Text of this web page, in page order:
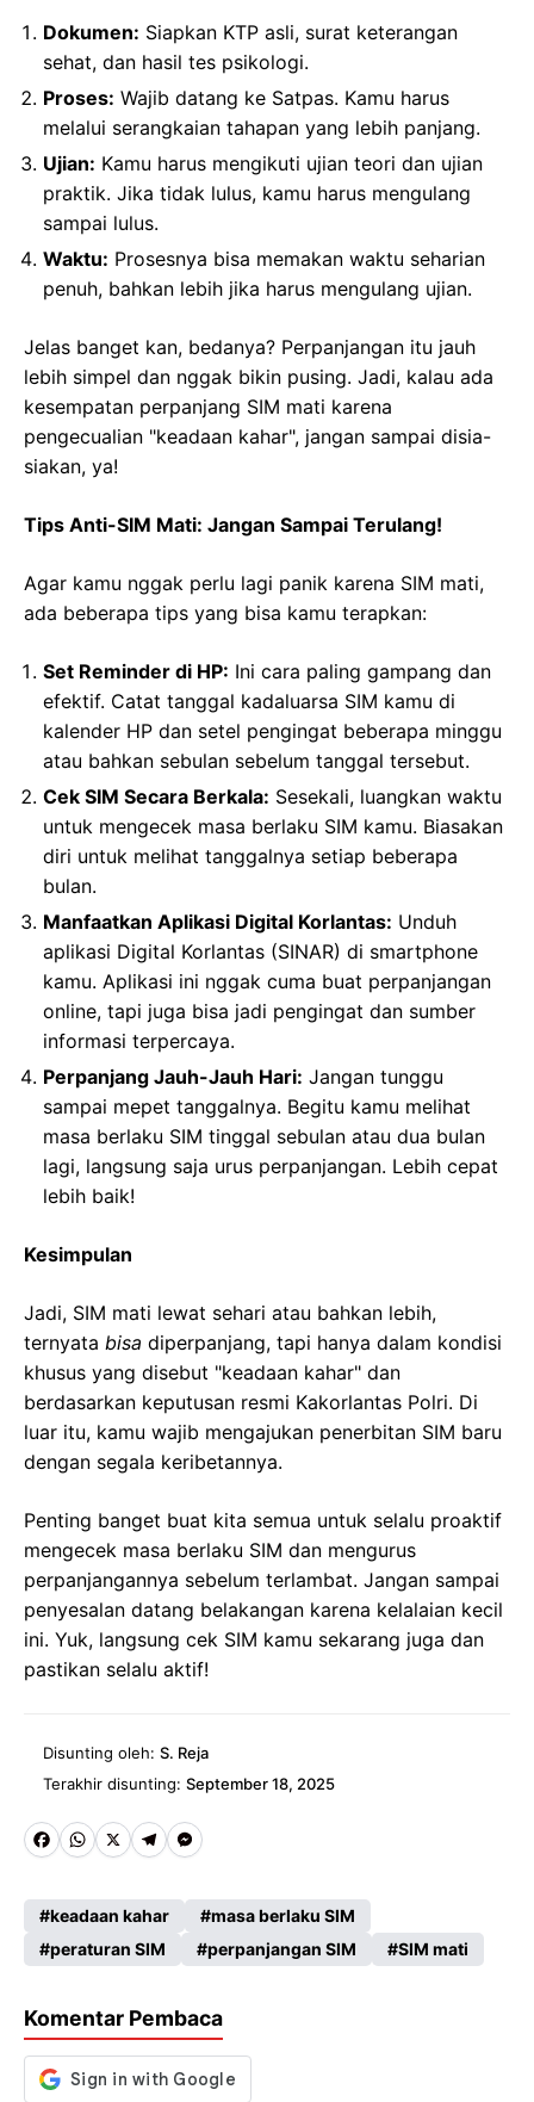
Dokumen: Siapkan KTP asli, surat keterangan
sehat, dan hasil tes psikologi.
Proses: Wajib datang ke Satpas. Kamu harus
melalui serangkaian tahapan yang lebih panjang.
Ujian: Kamu harus mengikuti ujian teori dan ujian
praktik. Jika tidak lulus, kamu harus mengulang
sampai lulus.
Waktu: Prosesnya bisa memakan waktu seharian
penuh, bahkan lebih jika harus mengulang ujian.
Jelas banget kan, bedanya? Perpanjangan itu jauh
lebih simpel dan nggak bikin pusing. Jadi, kalau ada
kesempatan perpanjang SIM mati karena
pengecualian "keadaan kahar", jangan sampai disia-
siakan, ya!
Tips Anti-SIM Mati: Jangan Sampai Terulang!
Agar kamu nggak perlu lagi panik karena SIM mati,
ada beberapa tips yang bisa kamu terapkan:
Set Reminder di HP: Ini cara paling gampang dan
efektif. Catat tanggal kadaluarsa SIM kamu di
kalender HP dan setel pengingat beberapa minggu
atau bahkan sebulan sebelum tanggal tersebut.
Cek SIM Secara Berkala: Sesekali, luangkan waktu
untuk mengecek masa berlaku SIM kamu. Biasakan
diri untuk melihat tanggalnya setiap beberapa
bulan.
Manfaatkan Aplikasi Digital Korlantas: Unduh
aplikasi Digital Korlantas (SINAR) di smartphone
kamu. Aplikasi ini nggak cuma buat perpanjangan
online, tapi juga bisa jadi pengingat dan sumber
informasi terpercaya.
Perpanjang Jauh-Jauh Hari: Jangan tunggu
sampai mepet tanggalnya. Begitu kamu melihat
masa berlaku SIM tinggal sebulan atau dua bulan
lagi, langsung saja urus perpanjangan. Lebih cepat
lebih baik!
Kesimpulan
Jadi, SIM mati lewat sehari atau bahkan lebih,
ternyata bisa diperpanjang, tapi hanya dalam kondisi
khusus yang disebut "keadaan kahar" dan
berdasarkan keputusan resmi Kakorlantas Polri. Di
luar itu, kamu wajib mengajukan penerbitan SIM baru
dengan segala keribetannya.
Penting banget buat kita semua untuk selalu proaktif
mengecek masa berlaku SIM dan mengurus
perpanjangannya sebelum terlambat. Jangan sampai
penyesalan datang belakangan karena kelalaian kecil
ini. Yuk, langsung cek SIM kamu sekarang juga dan
pastikan selalu aktif!
Disunting oleh: S. Reja
Terakhir disunting: September 18, 2025
Fa
b
o
k
W
ts
A
p
X
Te
gr
a
M
se
n
er
keadaan kahar
masa berlaku SIM
peraturan SIM
perpanjangan SIM SIM mati
Komentar Pembaca